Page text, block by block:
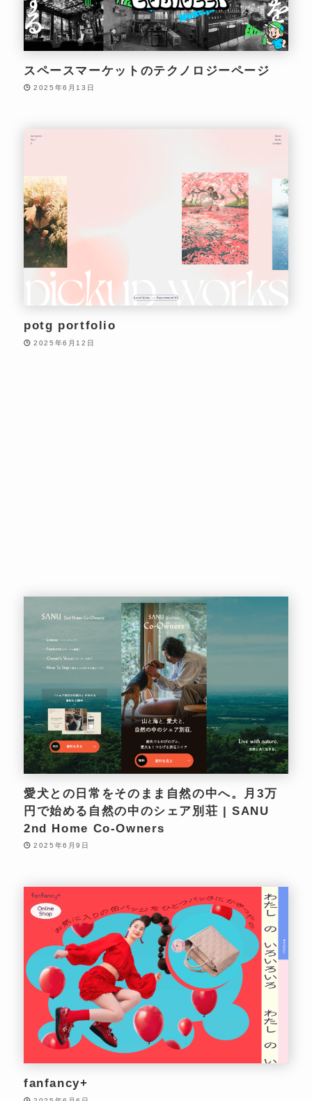
スペースマーケットのテクノロジーページ
2025年6月13日
potg portfolio
2025年6月12日
愛犬との日常をそのまま自然の中へ。月3万
円で始める自然の中のシェア別荘 | SANU
2nd Home Co-Owners
2025年6月9日
fanfancy+